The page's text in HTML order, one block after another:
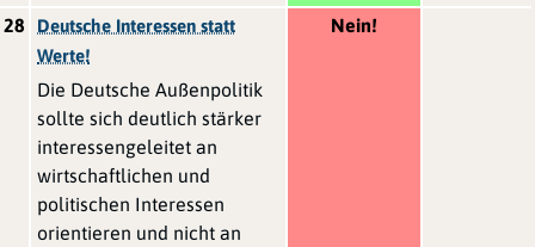
28
Deutsche Interessen statt
Werte!
Die Deutsche Außenpolitik
sollte sich deutlich stärker
interessengeleitet an
wirtschaftlichen und
politischen Interessen
orientieren und nicht an
Nein!